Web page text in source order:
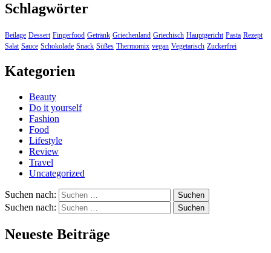
Schlagwörter
Beilage Dessert Fingerfood Getränk Griechenland Griechisch Hauptgericht Pasta Rezept
Salat Sauce Schokolade Snack Süßes Thermomix vegan Vegetarisch Zuckerfrei
Kategorien
Beauty
Do it yourself
Fashion
Food
Lifestyle
Review
Travel
Uncategorized
Suchen nach:
Suchen nach:
Neueste Beiträge